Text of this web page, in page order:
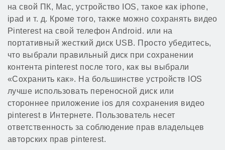
на свой ПК, Mac, устройство IOS, такое как iphone,
ipad и т. д. Кроме того, также можно сохранять видео
Pinterest на свой телефон Android. или на
портативный жесткий диск USB. Просто убедитесь,
что выбрали правильный диск при сохранении
контента pinterest после того, как вы выбрали
«Сохранить как». На большинстве устройств IOS
лучше использовать переносной диск или
стороннее приложение ios для сохранения видео
pinterest в Интернете. Пользователь несет
ответственность за соблюдение прав владельцев
авторских прав pinterest.